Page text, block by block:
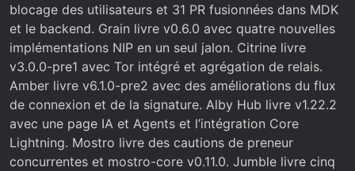
blocage des utilisateurs et 31 PR fusionnées dans MDK
et le backend. Grain livre v0.6.0 avec quatre nouvelles
implémentations NIP en un seul jalon. Citrine livre
v3.0.0-pre1 avec Tor intégré et agrégation de relais.
Amber livre v6.1.0-pre2 avec des améliorations du flux
de connexion et de la signature. Alby Hub livre v1.22.2
avec une page IA et Agents et l’intégration Core
Lightning. Mostro livre des cautions de preneur
concurrentes et mostro-core v0.11.0. Jumble livre cinq